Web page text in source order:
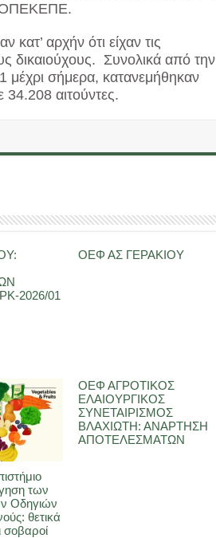
ΟΠΕΚΕΠΕ.
κατ’ αρχήν ότι είχαν τις
δικαιούχους. Συνολικά από την
μέχρι σήμερα, κατανεμήθηκαν
αιτούντες.
2026/01
ΟΕΦ ΑΣ ΓΕΡΑΚΙΟΥ
των
Οδηγιών
θετικά
σοβαροί
ΟΕΦ ΑΓΡΟΤΙΚΟΣ
ΕΛΑΙΟΥΡΓΙΚΟΣ
ΣΥΝΕΤΑΙΡΙΣΜΟΣ
ΒΛΑΧΙΩΤΗ: ΑΝΑΡΤΗΣΗ
ΑΠΟΤΕΛΕΣΜΑΤΩΝ